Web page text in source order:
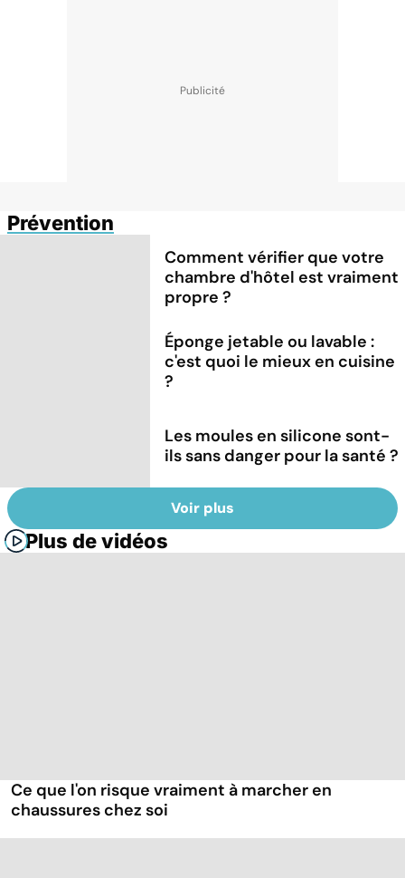
Prévention
Comment vérifier que votre
chambre d'hôtel est vraiment
propre ?
Éponge jetable ou lavable :
c'est quoi le mieux en cuisine
?
Les moules en silicone sont-
ils sans danger pour la santé ?
Voir plus
Plus de vidéos
Ce que l'on risque vraiment à marcher en
chaussures chez soi